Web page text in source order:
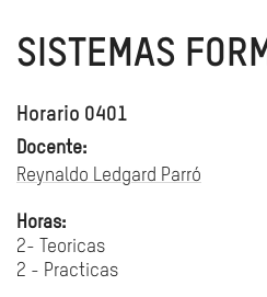
SISTEMAS
Horario 0401
Docente:
Reynaldo Ledgard Parró
Horas:
2- Teoricas
2 - Practicas